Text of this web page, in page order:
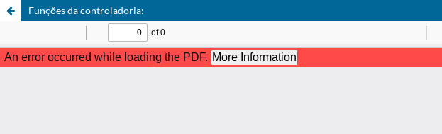
Funções da controladoria: